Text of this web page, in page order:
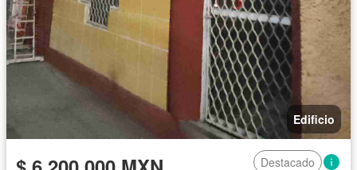
Edificio
Destacado